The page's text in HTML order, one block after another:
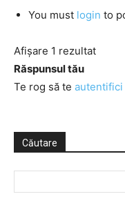
You must login to
Afișare 1 rezultat
Răspunsul tău
Te rog să te autentifici
Căutare